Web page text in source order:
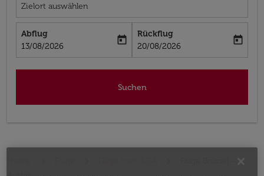
Zielort auswählen
Abflug
fc-booking-departure-date-aria-label
13/08/2026
today
Rückflug
fc-booking-return-date-aria-label
20/08/2026
today
Suchen